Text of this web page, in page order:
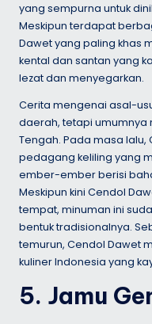
yang sempurna untuk
Meskipun terdapat
Dawet yang paling khas
kental dan santan yang
lezat dan menyegarkan.
Cerita mengenai asal-
daerah, tetapi umumnya
Tengah. Pada masa
pedagang keliling yang
ember-ember berisi
Meskipun kini Cendol
tempat, minuman ini
bentuk tradisionalnya.
temurun, Cendol Dawet
kuliner Indonesia yang
5. Jamu